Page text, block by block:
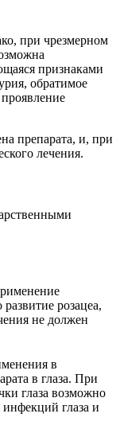
при чрезмерном
признаками
обратимое
препарата, и, при
лечения.
розацеа,
не должен
в
в глаза. При
глаза возможно
глаза и